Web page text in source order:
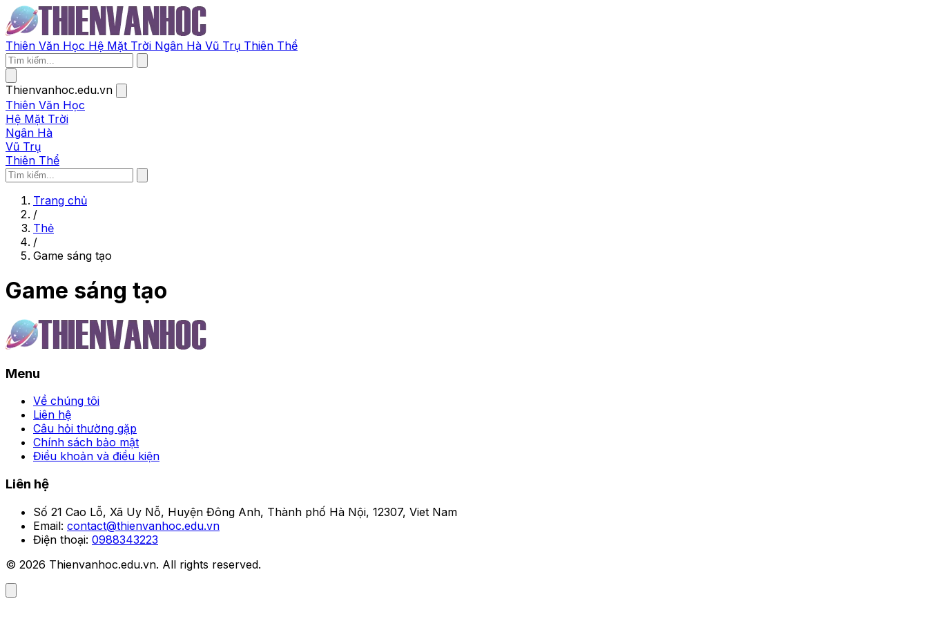
Thiên Văn Học Hệ Mặt Trời Ngân Hà Vũ Trụ Thiên Thể
Thienvanhoc.edu.vn
Thiên Văn Học
Hệ Mặt Trời
Ngân Hà
Vũ Trụ
Thiên Thể
Trang chủ
/
Thẻ
/
Game sáng tạo
Game sáng tạo
Menu
Về chúng tôi
Liên hệ
Câu hỏi thường gặp
Chính sách bảo mật
Điều khoản và điều kiện
Liên hệ
Số 21 Cao Lỗ, Xã Uy Nỗ, Huyện Đông Anh, Thành phố Hà Nội, 12307, Viet Nam
Email: contact@thienvanhoc.edu.vn
Điện thoại: 0988343223
© 2026 Thienvanhoc.edu.vn. All rights reserved.